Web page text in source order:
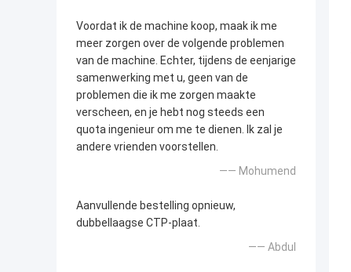
Voordat ik de machine koop, maak ik me
meer zorgen over de volgende problemen
van de machine. Echter, tijdens de eenjarige
samenwerking met u, geen van de
problemen die ik me zorgen maakte
verscheen, en je hebt nog steeds een
quota ingenieur om me te dienen. Ik zal je
andere vrienden voorstellen.
—— Mohumend
Aanvullende bestelling opnieuw,
dubbellaagse CTP-plaat.
—— Abdul